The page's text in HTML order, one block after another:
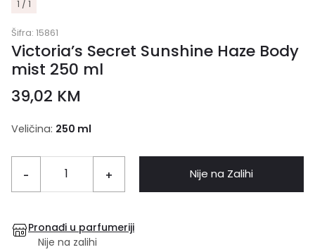
1 / 1
Šifra: 15861
Victoria’s Secret Sunshine Haze Body
mist 250 ml
39,02 KM
Veličina: 250 ml
- + Nije na Zalihi
Pronađi u parfumeriji
Nije na zalihi